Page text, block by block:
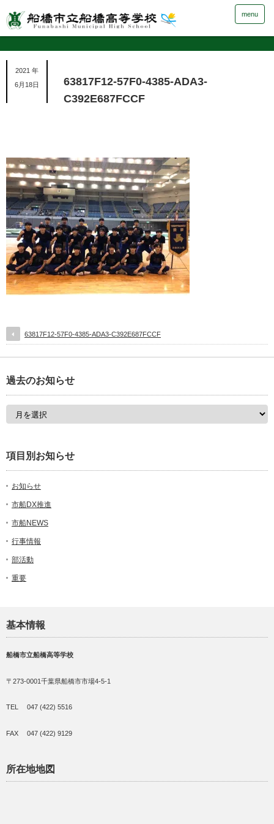
menu
2021 年
6月18日
63817F12-57F0-4385-ADA3-
C392E687FCCF
63817F12-57F0-4385-ADA3-C392E687FCCF
過去のお知らせ
項目別お知らせ
お知らせ
市船DX推進
市船NEWS
行事情報
部活動
重要
基本情報
船橋市立船橋高等学校
〒273-0001千葉県船橋市市場4-5-1
TEL 047 (422) 5516
FAX 047 (422) 9129
所在地地図